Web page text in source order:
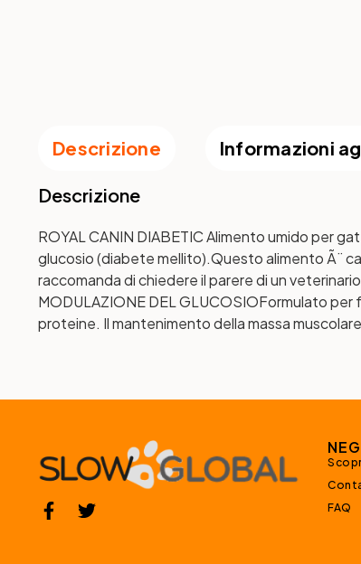
Descrizione Informazioni
Descrizione
ROYAL CANIN DIABETIC Alimento umido per
glucosio (diabete mellito).Questo alimento Ã¨
raccomanda di chiedere il parere di un
MODULAZIONE DEL GLUCOSIOFormulato per
proteine. Il mantenimento della massa
FAQ